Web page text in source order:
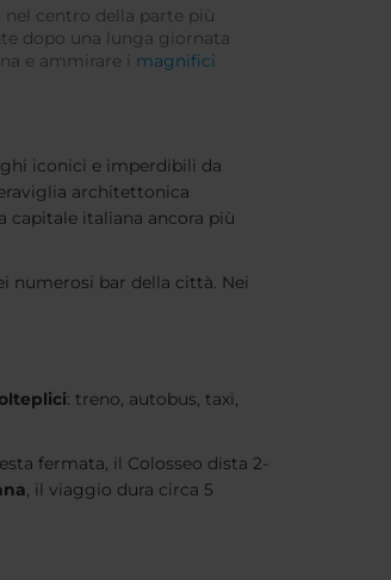
centro della parte più
dopo una lunga giornata
e ammirare i magnifici
iconici e imperdibili da
architettonica
capitale italiana ancora più
numerosi bar della città. Nei
: treno, autobus, taxi,
fermata, il Colosseo dista 2-
, il viaggio dura circa 5